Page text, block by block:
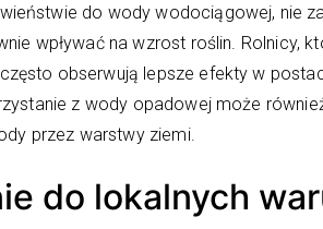
do wody wodociągowej, nie
wpływać na wzrost roślin. Rolnicy,
obserwują lepsze efekty w
z wody opadowej może
przez warstwy ziemi.
do lokalnych